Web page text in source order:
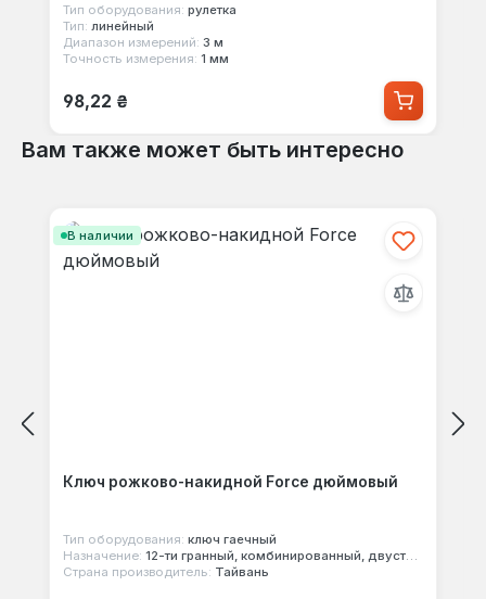
Тип оборудования: рулетка
Тип: линейный
Диапазон измерений: 3 м
Точность измерения: 1 мм
Обычная цена:
98,22 ₴
Вам также может быть интересно
В наличии
Ключ рожково-накидной Force дюймовый
Тип оборудования: ключ гаечный
Назначение: 12-ти гранный, комбинированный, двусторонний
Страна производитель: Тайвань